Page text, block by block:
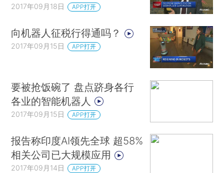
2017年09月18日 APP打开
向机器人征税行得通吗？
2017年09月15日 APP打开
要被抢饭碗了 盘点跻身各行
各业的智能机器人
2017年09月15日 APP打开
报告称印度AI领先全球 超58%
相关公司已大规模应用
2017年09月14日 APP打开